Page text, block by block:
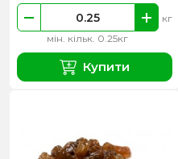
мін. кільк. 0.25кг
кг
Купити